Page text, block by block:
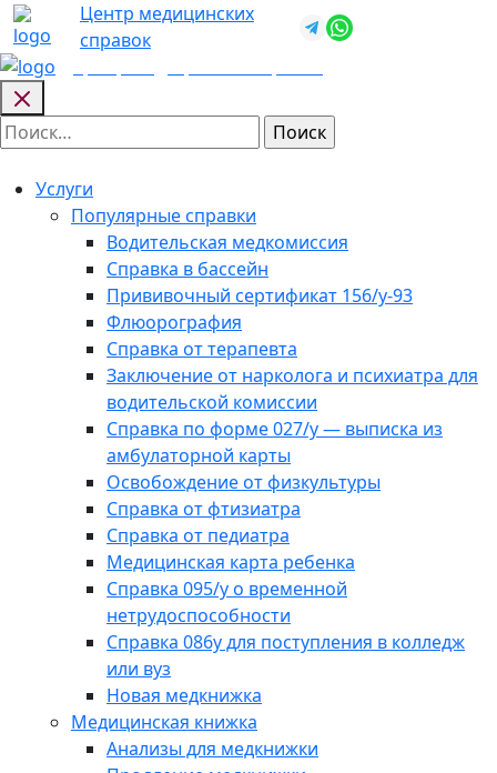
Skip
to
content
Центр медицинских
справок
Найти:
Услуги
Популярные справки
Водительская медкомиссия
Справка в бассейн
Прививочный сертификат 156/у-93
Флюорография
Справка от терапевта
Заключение от нарколога и психиатра для
водительской комиссии
Справка по форме 027/у — выписка из
амбулаторной карты
Освобождение от физкультуры
Справка от фтизиатра
Справка от педиатра
Медицинская карта ребенка
Справка 095/у о временной
нетрудоспособности
Справка 086у для поступления в колледж
или вуз
Новая медкнижка
Медицинская книжка
Анализы для медкнижки